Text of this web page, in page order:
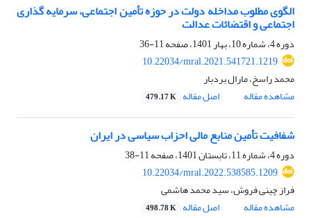
الگوی مطلوب مداخله دولت در حوزه تأمین اجتماعی، سرمایه گذاری
اجتماعی و اقتضائات عدالت
دوره 4، شماره 10، بهار 1401، صفحه
11-36
10.22034/mral.2021.541721.1219
محمد راسخ، مارال بردبار
مشاهده مقاله
اصل مقاله 479.17 K
شفافیت تأمین منابع مالی احزاب سیاسی در ایران
دوره 4، شماره 11، تابستان 1401، صفحه
11-38
10.22034/mral.2022.538585.1209
فراز چینی فروش، سید محمد هاشمی
مشاهده مقاله
اصل مقاله 498.78 K